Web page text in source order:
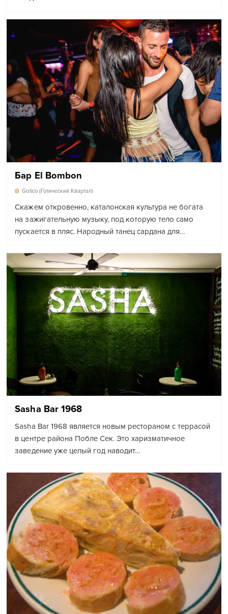
Бар El Bombon
Gotico (Готический Квартал)
Скажем откровенно, каталонская культура не богата
на зажигательную музыку, под которую тело само
пускается в пляс. Народный танец сардана для…
Sasha Bar 1968
Sasha Bar 1968 является новым рестораном с террасой
в центре района Побле Сек. Это харизматичное
заведение уже целый год наводит…